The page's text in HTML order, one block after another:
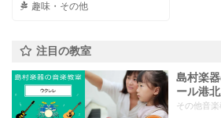
趣味・その他
注目の教室
島村楽
ール港
その他音楽